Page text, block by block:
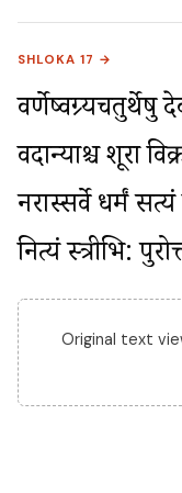
SHLOKA 17 →
वर्णेष्वग्र्यचतुर्थेषु
वदान्याश्च शूरा
नरास्सर्वे धर्मं
नित्यं स्त्रीभि:
Original text